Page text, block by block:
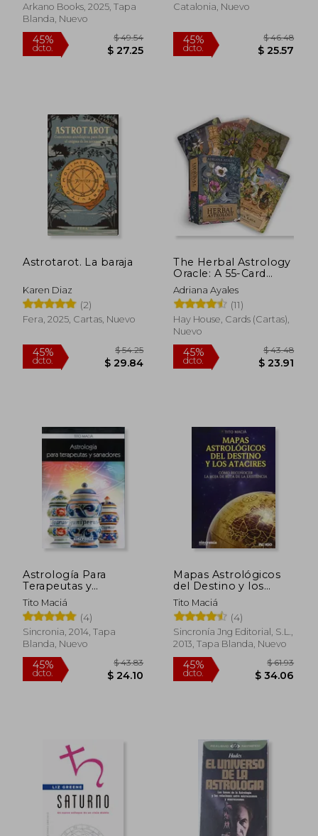
$ 24.99 dcto. $
40% $ 52.01 45%
Arkano Books, 2025, Tapa
Blanda, Nuevo
Catalonia, Nuevo
Astrotarot. La baraja
Karen Diaz
(2)
Fera, 2025, Cartas, Nuevo
The Herbal Astrology
Oracle: A 55-Card
Deck and Guidebook
(en Inglés)
Adriana Ayales
(11)
Hay House, Cards (Cartas),
Nuevo
Astrología Para
Terapeutas y
Sanadores
Tito Maciá
(4)
Sincronia, 2014, Tapa
Blanda, Nuevo
Mapas Astrológicos
del Destino y los
Atacires
Tito Maciá
(4)
Sincronía Jng Editorial, S.L.,
2013, Tapa Blanda, Nuevo